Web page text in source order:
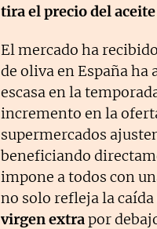
tira el precio del
El mercado ha
de oliva en España ha
escasa en la
incremento en la
supermercados
beneficiando
impone a todos con
no solo refleja la
virgen extrapor